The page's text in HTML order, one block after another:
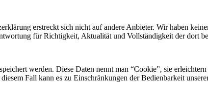
erstreckt sich nicht auf andere Anbieter. Wir haben
für Richtigkeit, Aktualität und Vollständigkeit der dort
werden. Diese Daten nennt man “Cookie”, sie
Fall kann es zu Einschränkungen der Bedienbarkeit